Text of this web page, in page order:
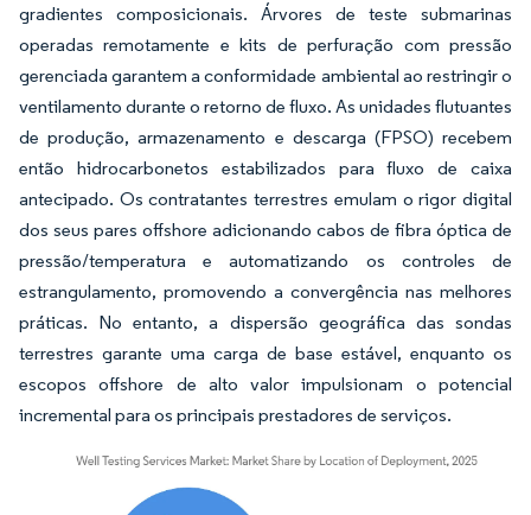
gradientes composicionais. Árvores de teste submarinas
operadas remotamente e kits de perfuração com pressão
gerenciada garantem a conformidade ambiental ao restringir o
ventilamento durante o retorno de fluxo. As unidades flutuantes
de produção, armazenamento e descarga (FPSO) recebem
então hidrocarbonetos estabilizados para fluxo de caixa
antecipado. Os contratantes terrestres emulam o rigor digital
dos seus pares offshore adicionando cabos de fibra óptica de
pressão/temperatura e automatizando os controles de
estrangulamento, promovendo a convergência nas melhores
práticas. No entanto, a dispersão geográfica das sondas
terrestres garante uma carga de base estável, enquanto os
escopos offshore de alto valor impulsionam o potencial
incremental para os principais prestadores de serviços.